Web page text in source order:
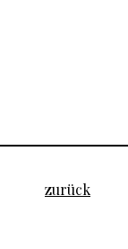
zurück